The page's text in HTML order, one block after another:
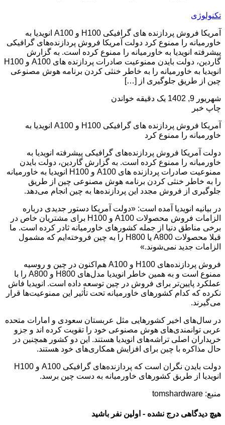
تکنولوژی
آمریکا فروش پردازنده های گرافیکی H100 و A100 انویدیا به
خاورمیانه را ممنوع کرد دولت آمریکا فروش پردازنده‌های گرافیکی
پیشرفته انویدیا به خاورمیانه را ممنوع کرده است. به گزارش
گاردین، دولت بایدن ممنوعیت صادرات پردازنده های A100 و H100
انویدیا به خاورمیانه را به خاطر خنثی کردن برنامه هوش مصنوعی
چین از طریق جلوگیری از […]
شهریور 9, 1402
یک دقیقه خواندن
چاپ خبر
آمریکا فروش پردازنده های گرافیکی H100 و A100 انویدیا به
خاورمیانه را ممنوع کرد
دولت آمریکا فروش پردازنده‌های گرافیکی پیشرفته انویدیا به
خاورمیانه را ممنوع کرده است. به گزارش گاردین، دولت بایدن
ممنوعیت صادرات پردازنده های A100 و H100 انویدیا به خاورمیانه
را به خاطر خنثی کردن برنامه هوش مصنوعی چین از طریق
جلوگیری از فروش مجدد این پردازنده‌ها به چین انجام می‌دهد.
در بیانیه انویدیا آمده است: «دولت آمریکا دستور جدیدی درباره
الزامات فروش محصولات A100 و H100 برای مشتریان خاص در
برخی مناطق دنیا از جمله کشورهای خاورمیانه ثادر کرده است. ما
قبلا محصولات A800 یا H800 را به چین فروخته‌ایم که مشمول
الزامات جدید نمی‌شوند.»
فروش پردازنده‌های H100 و A100 هم‌اکنون در چین و روسیه
ممنوع است و به همین خاطر انویدیا مدل‌های H800 و A800 را با
عملکرد پایین‌تر برای فروش در چین توسعه داده است. انویدیا فاش
نکرده که کدام کشورهای خاورمیانه تحت تأثیر این ممنوعیت‌ها قرار
می‌گیرند.
در سال‌های اخیر کشورهایی مثل عربستان سعودی و امارات متحده
عربی توانمندی‌های هوش مصنوعی خود را تقویت کرده ‌اند و جزو
خریداران اصلی تراشه‌های انویدیا هستند. این دو کشور همچنین در
حال مذاکره با چین برای افزایش همکاری‌های خود هستند.
دولت بایدن نگران است که پردازنده‌های گرافیکی A100 و H100
انویدیا از طربق کشورهای خاورمیانه به دست چین برسد.
منبع: tomshardware
هیچ دیدگاهی درج نشده - اولین نفر باشید